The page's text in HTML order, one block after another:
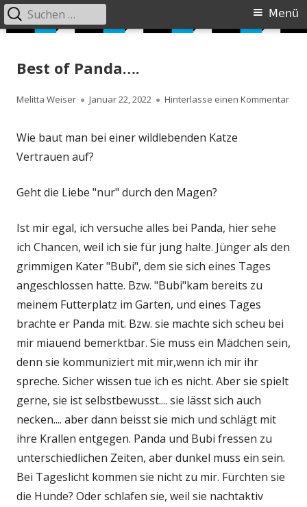
zum
Primäres
Menü
Suchen
nach:
Best of Panda….
Autor
Melitta Weiser
Veröffentlicht
Januar 22, 2022 Hinterlasse einen Kommentarzu
Wie baut man bei einer wildlebenden Katze
Vertrauen auf?
Geht die Liebe "nur" durch den Magen?
Ist mir egal, ich versuche alles bei Panda, hier sehe
ich Chancen, weil ich sie für jung halte. Jünger als den
grimmigen Kater "Bubi", dem sie sich eines Tages
angeschlossen hatte. Bzw. "Bubi"kam bereits zu
meinem Futterplatz im Garten, und eines Tages
brachte er Panda mit. Bzw. sie machte sich scheu bei
mir miauend bemerktbar. Sie muss ein Mädchen sein,
denn sie kommuniziert mit mir,wenn ich mir ihr
spreche. Sicher wissen tue ich es nicht. Aber sie spielt
gerne, sie ist selbstbewusst.... sie lässt sich auch
necken.... aber dann beisst sie mich und schlägt mit
ihre Krallen entgegen. Panda und Bubi fressen zu
unterschiedlichen Zeiten, aber dunkel muss ein sein.
Bei Tageslicht kommen sie nicht zu mir. Fürchten sie
die Hunde? Oder schlafen sie, weil sie nachtaktiv